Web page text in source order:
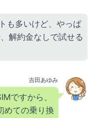
も多いけど、やっぱ
解約金なしで試せる
吉田あゆみ
ですから、
めての乗り換